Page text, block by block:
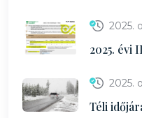
2025.
2025. évi
2025.
Téli